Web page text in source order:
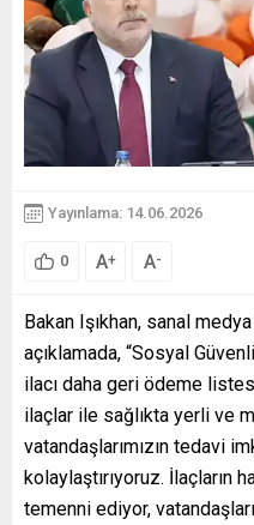
Yayınlama: 14.06.2026
0 A+ A-
Bakan Işıkhan, sanal
açıklamada, “Sosyal
ilacı daha geri ödeme
ilaçlar ile sağlıkta yerli ve
vatandaşlarımızın tedavi
kolaylaştırıyoruz. İlaçların
temenni ediyor,